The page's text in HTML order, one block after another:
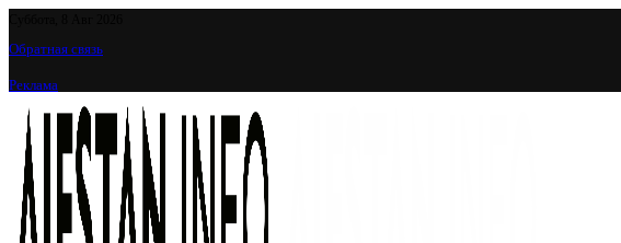
Обратная связь
Реклама